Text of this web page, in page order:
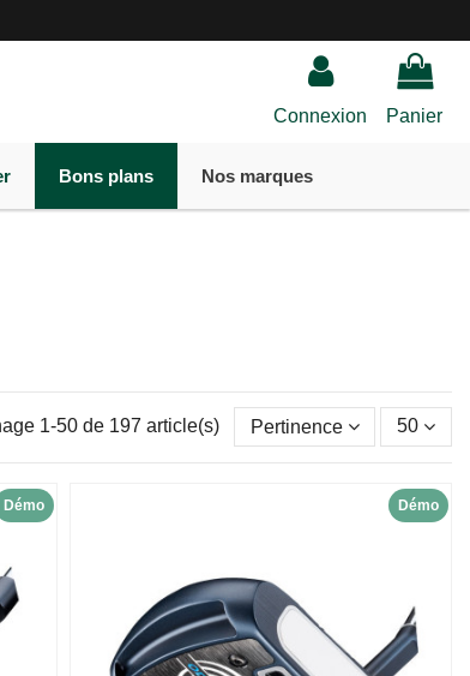
Connexion Panier
Bons plans Nos marques
1-50 de 197 article(s) Pertinence 50
Démo Démo